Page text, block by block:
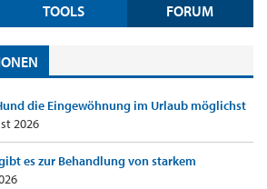
TOOLS FORUM
die Eingewöhnung im Urlaub möglichst
2026
es zur Behandlung von starkem